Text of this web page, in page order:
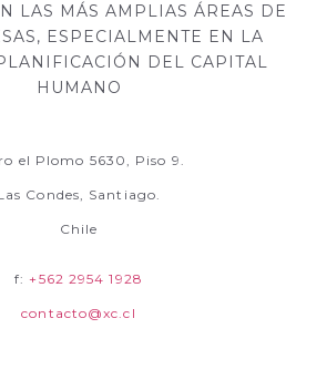
LAS MÁS AMPLIAS ÁREAS DE
ESPECIALMENTE EN LA
DEL CAPITAL
HUMANO
el Plomo 5630, Piso 9.
Condes, Santiago.
Chile
f:+562 2954 1928
contacto@xc.cl